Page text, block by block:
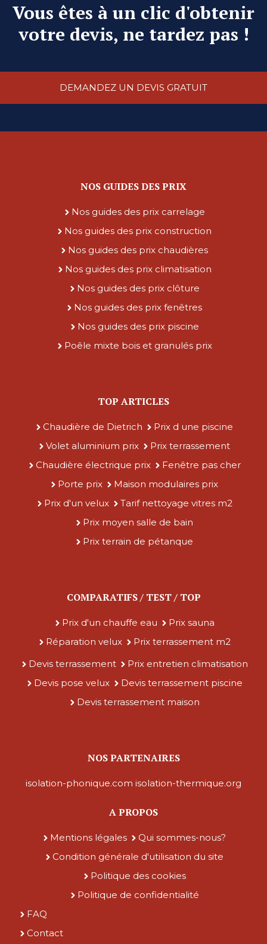
Vous êtes à un clic d'obtenir
votre devis, ne tardez pas !
DEMANDEZ UN DEVIS GRATUIT
NOS GUIDES DES PRIX
Nos guides des prix carrelage
Nos guides des prix construction
Nos guides des prix chaudières
Nos guides des prix climatisation
Nos guides des prix clôture
Nos guides des prix fenêtres
Nos guides des prix piscine
Poêle mixte bois et granulés prix
TOP ARTICLES
Chaudière de Dietrich
Prix d une piscine
Volet aluminium prix
Prix terrassement
Chaudière électrique prix
Fenêtre pas cher
Porte prix
Maison modulaires prix
Prix d'un velux
Tarif nettoyage vitres m2
Prix moyen salle de bain
Prix terrain de pétanque
COMPARATIFS / TEST / TOP
Prix d'un chauffe eau
Prix sauna
Réparation velux
Prix terrassement m2
Devis terrassement
Prix entretien climatisation
Devis pose velux
Devis terrassement piscine
Devis terrassement maison
NOS PARTENAIRES
isolation-phonique.com isolation-thermique.org
A PROPOS
Mentions légales
Qui sommes-nous?
Condition générale d'utilisation du site
Politique des cookies
Politique de confidentialité
FAQ
Contact